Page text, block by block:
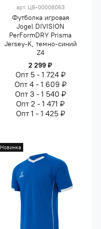
арт. ЦБ-00008063
Футболка игровая
Jogel DIVISION
PerFormDRY Prisma
Jersey-K, темно-синий
Z4
2 299 ₽
Опт 5 - 1 724 ₽
Опт 4 - 1 609 ₽
Опт 3 - 1 540 ₽
Опт 2 - 1 471 ₽
Опт 1 - 1 425 ₽
Новинка